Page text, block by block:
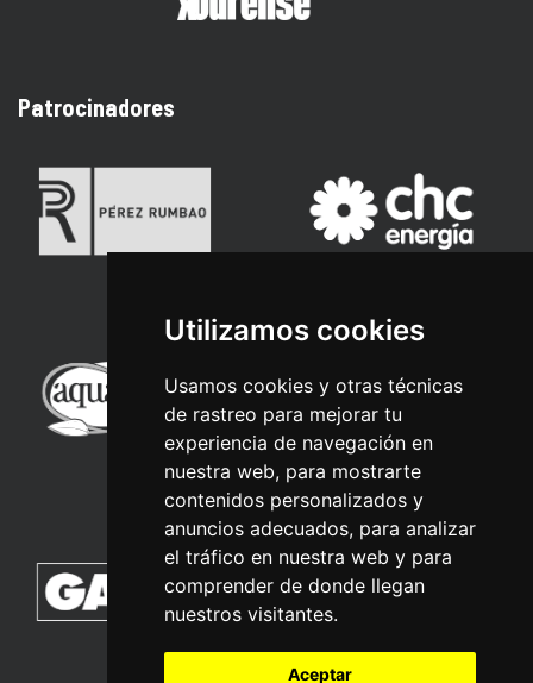
Utilizamos cookies
Usamos cookies y otras técnicas
de rastreo para mejorar tu
experiencia de navegación en
nuestra web, para mostrarte
contenidos personalizados y
anuncios adecuados, para analizar
el tráfico en nuestra web y para
comprender de donde llegan
nuestros visitantes.
Aceptar
Patrocinadores